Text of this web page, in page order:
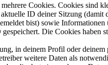
Cookies. Cookies sind
ID deiner Sitzung
bist) sowie
Die Cookies
in deinem Profil oder
weitere Daten als